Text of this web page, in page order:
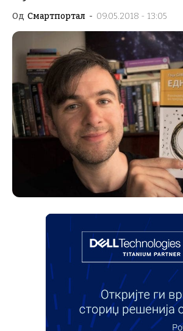
Од Смартпортал - 09.05.2018 - 13:05